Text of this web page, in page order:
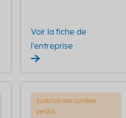
Voir la fiche de
l'entreprise
Isolation des combles
perdus